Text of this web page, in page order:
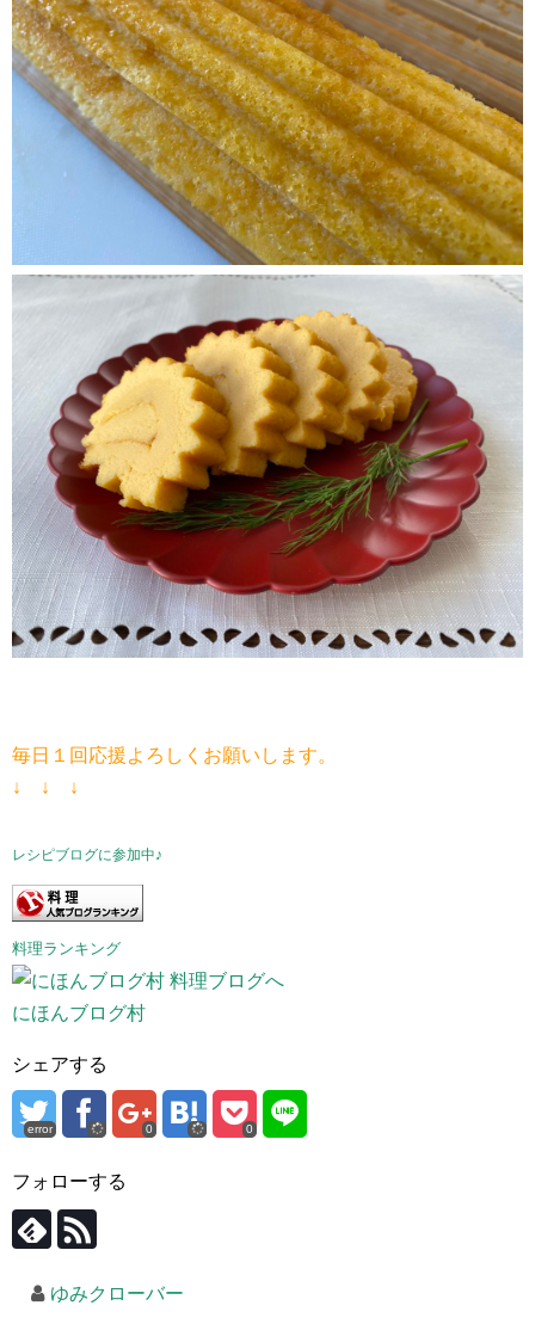
毎日１回応援よろしくお願いします。
↓ ↓ ↓
レシピブログに参加中♪
料理ランキング
にほんブログ村
シェアする
error 0 0
フォローする
ゆみクローバー